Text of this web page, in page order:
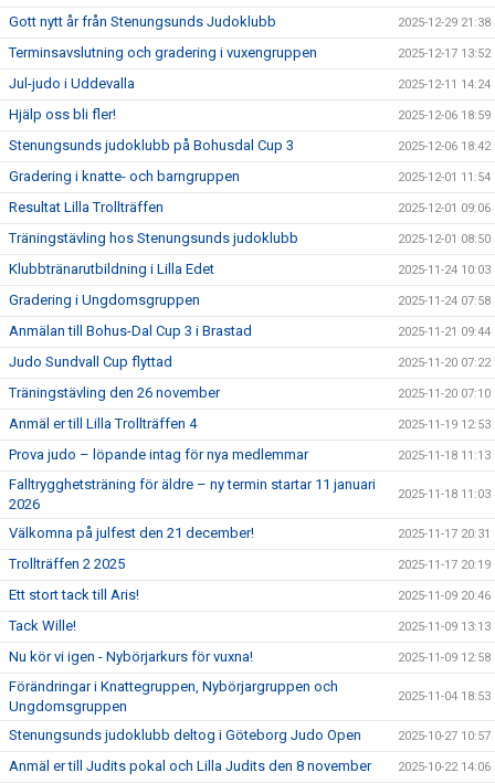
Gott nytt år från Stenungsunds Judoklubb 2025-12-29 21:38
Terminsavslutning och gradering i vuxengruppen 2025-12-17 13:52
Jul-judo i Uddevalla 2025-12-11 14:24
Hjälp oss bli fler! 2025-12-06 18:59
Stenungsunds judoklubb på Bohusdal Cup 3 2025-12-06 18:42
Gradering i knatte- och barngruppen 2025-12-01 11:54
Resultat Lilla Trollträffen 2025-12-01 09:06
Träningstävling hos Stenungsunds judoklubb 2025-12-01 08:50
Klubbtränarutbildning i Lilla Edet 2025-11-24 10:03
Gradering i Ungdomsgruppen 2025-11-24 07:58
Anmälan till Bohus-Dal Cup 3 i Brastad 2025-11-21 09:44
Judo Sundvall Cup flyttad 2025-11-20 07:22
Träningstävling den 26 november 2025-11-20 07:10
Anmäl er till Lilla Trollträffen 4 2025-11-19 12:53
Prova judo – löpande intag för nya medlemmar 2025-11-18 11:13
Falltrygghetsträning för äldre – ny termin startar 11 januari
2026
2025-11-18 11:03
Välkomna på julfest den 21 december! 2025-11-17 20:31
Trollträffen 2 2025 2025-11-17 20:19
Ett stort tack till Aris! 2025-11-09 20:46
Tack Wille! 2025-11-09 13:13
Nu kör vi igen - Nybörjarkurs för vuxna! 2025-11-09 12:58
Förändringar i Knattegruppen, Nybörjargruppen och
Ungdomsgruppen
2025-11-04 18:53
Stenungsunds judoklubb deltog i Göteborg Judo Open 2025-10-27 10:57
Anmäl er till Judits pokal och Lilla Judits den 8 november 2025-10-22 14:06